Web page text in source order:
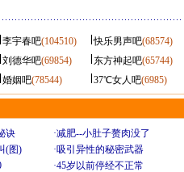
李宇春吧(104510) 快乐男声吧(68574)
刘德华吧(69854) 东方神起吧(65744)
婚姻吧(78544) 37℃女人吧(6985)
诀 ·减肥--小肚子赘肉没了
(图) ·吸引异性的秘密武器
·45岁以前停经不正常